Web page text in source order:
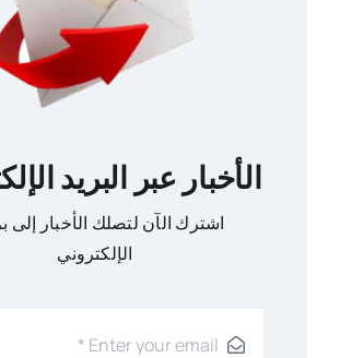
الأخبار عبر البريد
اشترك الآن لتصلك الأخبار إلى
الإلكتروني